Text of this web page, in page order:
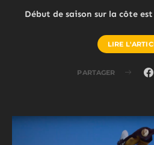
Début de saison sur la côte
LIRE
PARTAGER